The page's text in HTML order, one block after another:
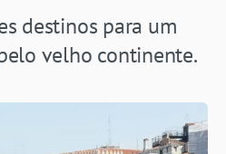
destinos para um
velho continente.